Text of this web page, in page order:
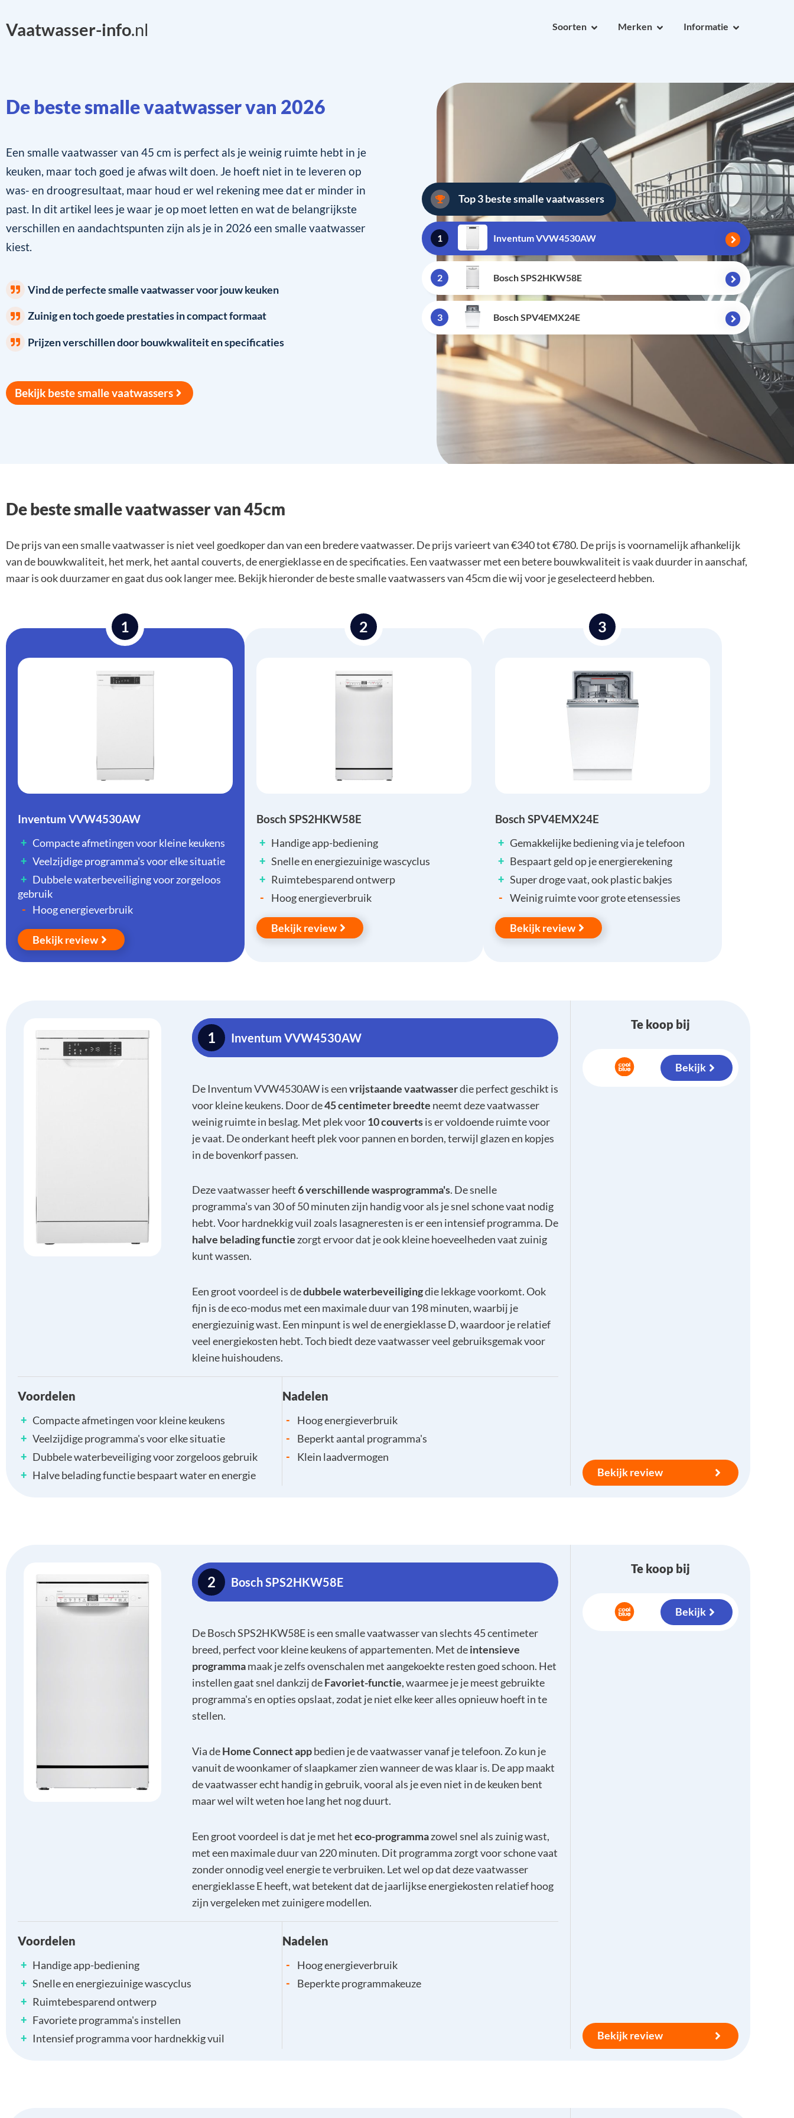
Vaatwasser-info.nl Soorten Merken Informatie
De beste smalle vaatwasser van 2026
Een smalle vaatwasser van 45 cm is perfect als je weinig ruimte hebt in je
keuken, maar toch goed je afwas wilt doen. Je hoeft niet in te leveren op
was- en droogresultaat, maar houd er wel rekening mee dat er minder in
past. In dit artikel lees je waar je op moet letten en wat de belangrijkste
verschillen en aandachtspunten zijn als je in 2026 een smalle vaatwasser
kiest.
Vind de perfecte smalle vaatwasser voor jouw keuken
Zuinig en toch goede prestaties in compact formaat
Prijzen verschillen door bouwkwaliteit en specificaties
Bekijk beste smalle vaatwassers
Top 3 beste smalle vaatwassers
1 Inventum VVW4530AW
2 Bosch SPS2HKW58E
3 Bosch SPV4EMX24E
De beste smalle vaatwasser van 45cm
De prijs van een smalle vaatwasser is niet veel goedkoper dan van een bredere vaatwasser. De prijs varieert van €340 tot €780. De prijs is voornamelijk afhankelijk
van de bouwkwaliteit, het merk, het aantal couverts, de energieklasse en de specificaties. Een vaatwasser met een betere bouwkwaliteit is vaak duurder in aanschaf,
maar is ook duurzamer en gaat dus ook langer mee. Bekijk hieronder de beste smalle vaatwassers van 45cm die wij voor je geselecteerd hebben.
1
Inventum VVW4530AW
+ Compacte afmetingen voor kleine keukens
+ Veelzijdige programma's voor elke situatie
+ Dubbele waterbeveiliging voor zorgeloos
gebruik
- Hoog energieverbruik
Bekijk review
2
Bosch SPS2HKW58E
+ Handige app-bediening
+ Snelle en energiezuinige wascyclus
+ Ruimtebesparend ontwerp
- Hoog energieverbruik
Bekijk review
3
Bosch SPV4EMX24E
+ Gemakkelijke bediening via je telefoon
+ Bespaart geld op je energierekening
+ Super droge vaat, ook plastic bakjes
- Weinig ruimte voor grote etensessies
Bekijk review
1 Inventum VVW4530AW
De Inventum VVW4530AW is eenvrijstaande vaatwasserdie perfect geschikt is
voor kleine keukens. Door de45 centimeter breedte neemt deze vaatwasser
weinig ruimte in beslag. Met plek voor10 couvertsis er voldoende ruimte voor
je vaat. De onderkant heeft plek voor pannen en borden, terwijl glazen en kopjes
in de bovenkorf passen.
Deze vaatwasser heeft6 verschillende wasprogramma's. De snelle
programma's van 30 of 50 minuten zijn handig voor als je snel schone vaat nodig
hebt. Voor hardnekkig vuil zoals lasagneresten is er een intensief programma. De
halve belading functiezorgt ervoor dat je ook kleine hoeveelheden vaat zuinig
kunt wassen.
Een groot voordeel is dedubbele waterbeveiligingdie lekkage voorkomt. Ook
fijn is de eco-modus met een maximale duur van 198 minuten, waarbij je
energiezuinig wast. Een minpunt is wel de energieklasse D, waardoor je relatief
veel energiekosten hebt. Toch biedt deze vaatwasser veel gebruiksgemak voor
kleine huishoudens.
Voordelen
+ Compacte afmetingen voor kleine keukens
+ Veelzijdige programma's voor elke situatie
+ Dubbele waterbeveiliging voor zorgeloos gebruik
+ Halve belading functie bespaart water en energie
Nadelen
- Hoog energieverbruik
- Beperkt aantal programma's
- Klein laadvermogen
Te koop bij
Bekijk
Bekijk review
2 Bosch SPS2HKW58E
De Bosch SPS2HKW58E is een smalle vaatwasser van slechts 45 centimeter
breed, perfect voor kleine keukens of appartementen. Met deintensieve
programmamaak je zelfs ovenschalen met aangekoekte resten goed schoon. Het
instellen gaat snel dankzij deFavoriet-functie, waarmee je je meest gebruikte
programma's en opties opslaat, zodat je niet elke keer alles opnieuw hoeft in te
stellen.
Via deHome Connect appbedien je de vaatwasser vanaf je telefoon. Zo kun je
vanuit de woonkamer of slaapkamer zien wanneer de was klaar is. De app maakt
de vaatwasser echt handig in gebruik, vooral als je even niet in de keuken bent
maar wel wilt weten hoe lang het nog duurt.
Een groot voordeel is dat je met heteco-programmazowel snel als zuinig wast,
met een maximale duur van 220 minuten. Dit programma zorgt voor schone vaat
zonder onnodig veel energie te verbruiken. Let wel op dat deze vaatwasser
energieklasse E heeft, wat betekent dat de jaarlijkse energiekosten relatief hoog
zijn vergeleken met zuinigere modellen.
Voordelen
+ Handige app-bediening
+ Snelle en energiezuinige wascyclus
+ Ruimtebesparend ontwerp
+ Favoriete programma's instellen
+ Intensief programma voor hardnekkig vuil
Nadelen
- Hoog energieverbruik
- Beperkte programmakeuze
Te koop bij
Bekijk
Bekijk review